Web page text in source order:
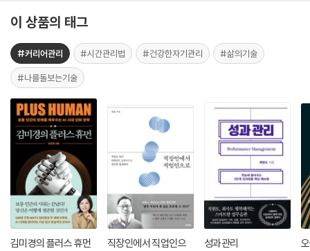
이 상품의 태그
#커리어관리 #시간관리법 #건강한자기관리 #삶의기술
#나를돌보는기술
김미경의 플러스 휴먼
직장인에서 직업인으
성과관리